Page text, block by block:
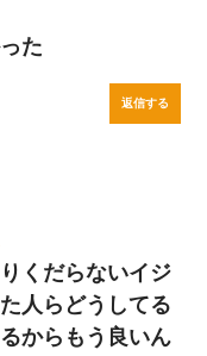
た
返信する
くだらないイジ
人らどうしてる
からもう良いん